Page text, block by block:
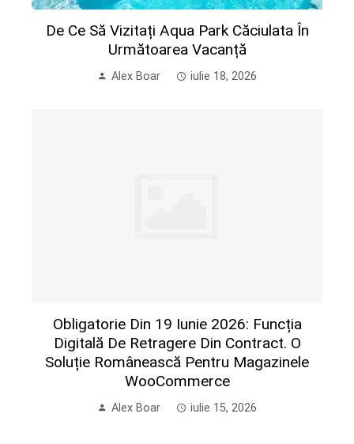
De Ce Să Vizitați Aqua Park Căciulata În
Următoarea Vacanță
Alex Boar iulie 18, 2026
Obligatorie Din 19 Iunie 2026: Funcția
Digitală De Retragere Din Contract. O
Soluție Românească Pentru Magazinele
WooCommerce
Alex Boar iulie 15, 2026